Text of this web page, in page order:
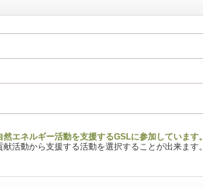
エネルギー活動を支援するGSLに参加しています。
活動から支援する活動を選択することが出来ます。